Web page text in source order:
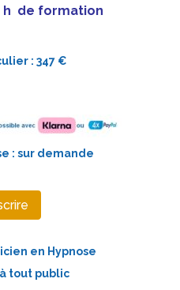
h de formation
: 347 €
: sur demande
en Hypnose
tout public